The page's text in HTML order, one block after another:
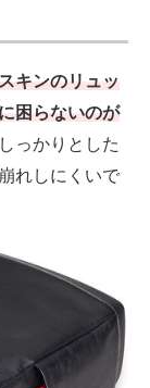
キンのリュッ
困らないのが
っかりとした
れしにくいで